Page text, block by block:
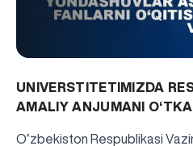
UNIVERSTITETIMIZDA
AMALIY ANJUMANI
O‘zbekiston Respublikasi